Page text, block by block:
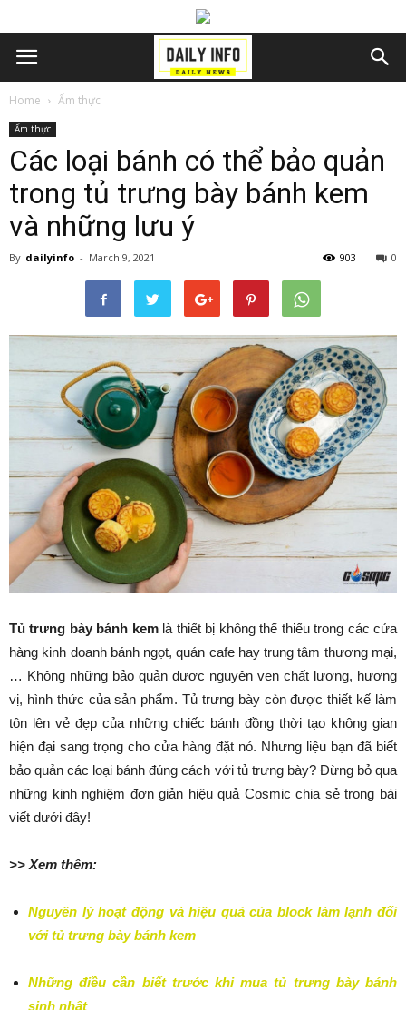
Home Ẩm thực
Ẩm thực
Các loại bánh có thể bảo quản
trong tủ trưng bày bánh kem
và những lưu ý
By dailyinfo - March 9, 2021 0
903
Tủ trưng bày bánh kemlà thiết bị không thể thiếu trong các cửa
hàng kinh doanh bánh ngọt, quán cafe hay trung tâm thương mại,
… Không những bảo quản được nguyên vẹn chất lượng, hương
vị, hình thức của sản phẩm. Tủ trưng bày còn được thiết kế làm
tôn lên vẻ đẹp của những chiếc bánh đồng thời tạo không gian
hiện đại sang trọng cho cửa hàng đặt nó. Nhưng liệu bạn đã biết
bảo quản các loại bánh đúng cách với tủ trưng bày? Đừng bỏ qua
những kinh nghiệm đơn giản hiệu quả Cosmic chia sẻ trong bài
viết dưới đây!
>> Xem thêm:
Nguyên lý hoạt động và hiệu quả của block làm lạnh đối
với tủ trưng bày bánh kem
Những điều cần biết trước khi mua tủ trưng bày bánh
sinh nhật